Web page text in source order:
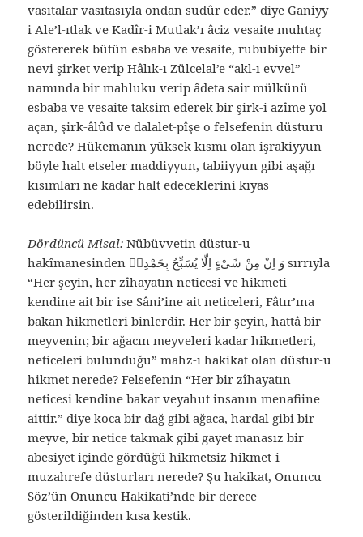
vasıtalar vasıtasıyla ondan sudûr eder.” diye Ganiyy-
i Ale’l-ıtlak ve Kadîr-i Mutlak’ı âciz vesaite muhtaç
göstererek bütün esbaba ve vesaite, rububiyette bir
nevi şirket verip Hâlık-ı Zülcelal’e “akl-ı evvel”
namında bir mahluku verip âdeta sair mülkünü
esbaba ve vesaite taksim ederek bir şirk-i azîme yol
açan, şirk-âlûd ve dalalet-pîşe o felsefenin düsturu
nerede? Hükemanın yüksek kısmı olan işrakiyyun
böyle halt etseler maddiyyun, tabiiyyun gibi aşağı
kısımları ne kadar halt edeceklerini kıyas
edebilirsin.
Dördüncü Misal: Nübüvvetin düstur-u
hakîmanesinden وَ اِنْ مِنْ شَىْءٍ اِلَّا يُسَبِّحُ بِحَمْدِهٖ sırrıyla
“Her şeyin, her zîhayatın neticesi ve hikmeti
kendine ait bir ise Sâni’ine ait neticeleri, Fâtır’ına
bakan hikmetleri binlerdir. Her bir şeyin, hattâ bir
meyvenin; bir ağacın meyveleri kadar hikmetleri,
neticeleri bulunduğu” mahz-ı hakikat olan düstur-u
hikmet nerede? Felsefenin “Her bir zîhayatın
neticesi kendine bakar veyahut insanın menafiine
aittir.” diye koca bir dağ gibi ağaca, hardal gibi bir
meyve, bir netice takmak gibi gayet manasız bir
abesiyet içinde gördüğü hikmetsiz hikmet-i
muzahrefe düsturları nerede? Şu hakikat, Onuncu
Söz’ün Onuncu Hakikati’nde bir derece
gösterildiğinden kısa kestik.